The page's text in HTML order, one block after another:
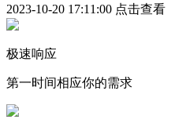
2023-10-20 17:11:00 点击查看
极速响应
第一时间相应你的需求